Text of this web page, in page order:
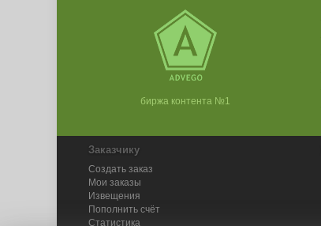
биржа контента №1
Заказчику
Создать заказ
Мои заказы
Извещения
Пополнить счёт
Статистика